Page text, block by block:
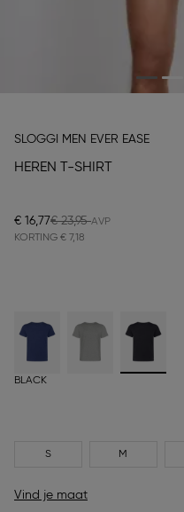
SLOGGI MEN EVER EASE
HEREN T-SHIRT
€ 16,77€ 23,95
KORTING € 7,18
BLACK
S M
Vind je maat